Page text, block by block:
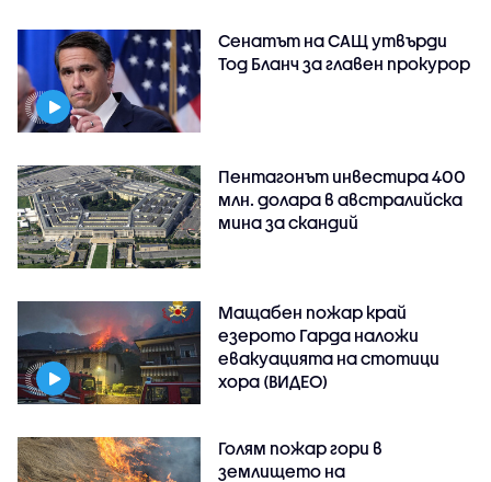
Сенатът на САЩ утвърди
Тод Бланч за главен прокурор
Пентагонът инвестира 400
млн. долара в австралийска
мина за скандий
Мащабен пожар край
езерото Гарда наложи
евакуацията на стотици
хора (ВИДЕО)
Голям пожар гори в
землището на